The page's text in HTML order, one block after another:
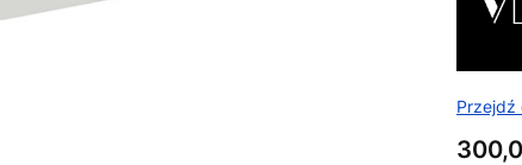
Przejdź
Cena